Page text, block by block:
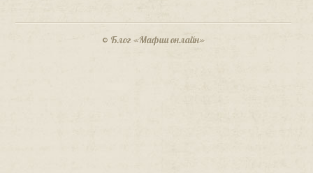
© Блог «Мафии онлайн»